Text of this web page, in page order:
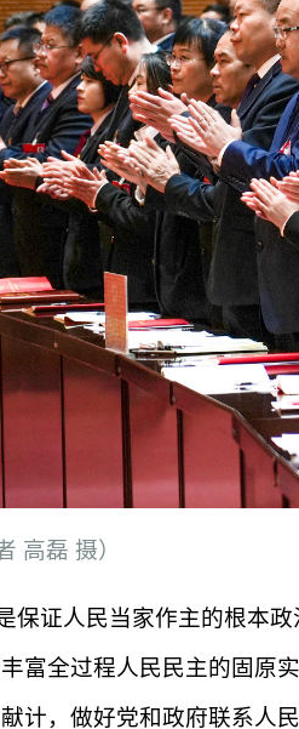
高磊 摄）
保证人民当家作主的根本
富全过程人民民主的固原
计，做好党和政府联系人民